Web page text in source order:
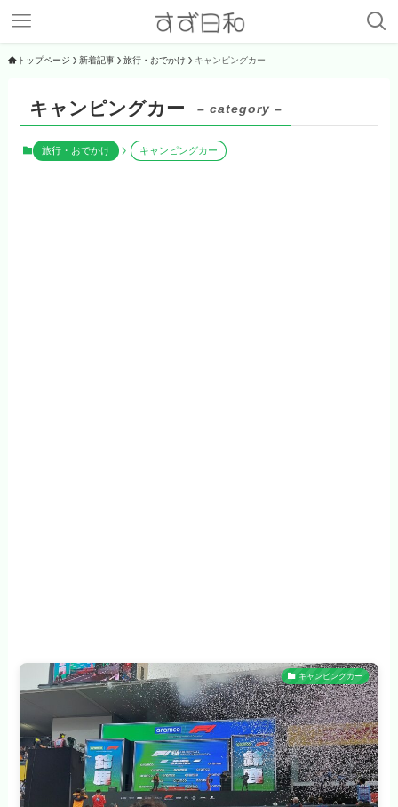
トップページ 新着記事 旅行・おでかけ キャンピングカー
キャンピングカー – category –
旅行・おでかけ キャンピングカー
キャンピングカー